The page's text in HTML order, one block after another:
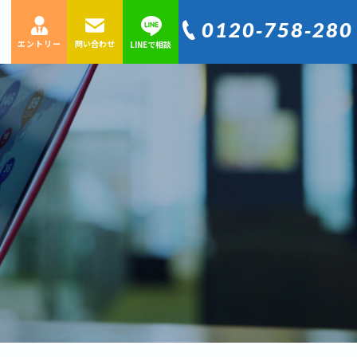
エントリー 問い合わせ LINEで相談
0120‐758‐280